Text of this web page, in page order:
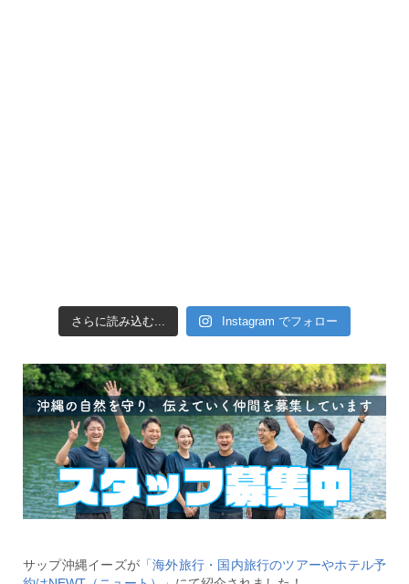
さらに読み込む... Instagram でフォロー
サップ沖縄イーズが 「海外旅行・国内旅行のツアーやホテル予